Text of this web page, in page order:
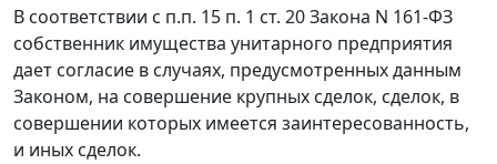
В соответствии с п.п. 15 п. 1 ст. 20Закона N 161-ФЗ
собственник имущества унитарного предприятия
дает согласие в случаях, предусмотренных данным
Законом, на совершение крупных сделок, сделок, в
совершении которых имеется заинтересованность,
и иных сделок.